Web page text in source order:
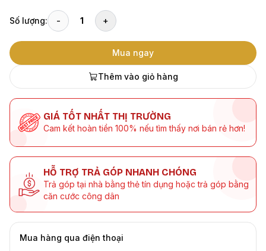
Số lượng: - 1 +
Mua ngay
Thêm vào giỏ hàng
GIÁ TỐT NHẤT THỊ TRƯỜNG
Cam kết hoàn tiền 100% nếu tìm thấy nơi bán rẻ hơn!
HỖ TRỢ TRẢ GÓP NHANH CHÓNG
Trả góp tại nhà bằng thẻ tín dụng hoặc trả góp bằng
căn cước công dân
Mua hàng qua điện thoại